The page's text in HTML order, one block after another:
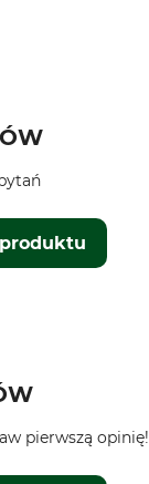
pierwszą opinię!